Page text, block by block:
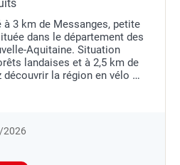
à 3 km de Messanges, petite
dans le département des
Aquitaine. Situation
landaises et à 2,5 km de
découvrir la région en vélo à
2026